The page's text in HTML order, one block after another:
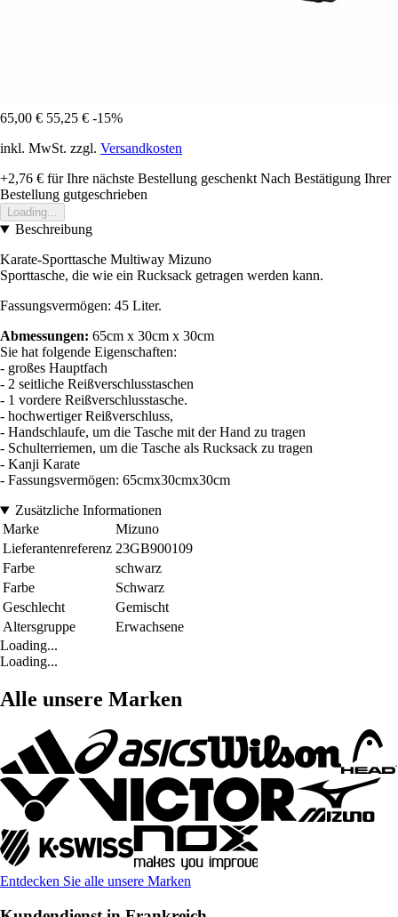
65,00 € 55,25 € -15%
inkl. MwSt. zzgl. Versandkosten
+2,76 € für Ihre nächste Bestellung geschenkt Nach Bestätigung Ihrer
Bestellung gutgeschrieben
Loading...
Beschreibung
Karate-Sporttasche Multiway Mizuno
Sporttasche, die wie ein Rucksack getragen werden kann.
Fassungsvermögen: 45 Liter.
Abmessungen: 65cm x 30cm x 30cm
Sie hat folgende Eigenschaften:
- großes Hauptfach
- 2 seitliche Reißverschlusstaschen
- 1 vordere Reißverschlusstasche.
- hochwertiger Reißverschluss,
- Handschlaufe, um die Tasche mit der Hand zu tragen
- Schulterriemen, um die Tasche als Rucksack zu tragen
- Kanji Karate
- Fassungsvermögen: 65cmx30cmx30cm
Zusätzliche Informationen
Marke
Mizuno
Lieferantenreferenz 23GB900109
Farbe
schwarz
Farbe
Schwarz
Geschlecht
Gemischt
Altersgruppe
Erwachsene
Loading...
Loading...
Alle unsere Marken
Entdecken Sie alle unsere Marken